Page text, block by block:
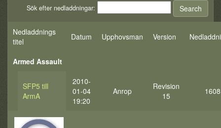
Sök efter nedladdningar:
Nedladdnings
titel
Datum Upphovsman Version
Armed Assault
SFP5 till
ArmA
2010-
01-04
19:20
Anrop
Revision
15
1608